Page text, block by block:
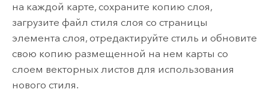
на каждой карте, сохраните копию слоя,
загрузите файл стиля слоя со страницы
элемента слоя, отредактируйте стиль и обновите
свою копию размещенной на нем карты со
слоем векторных листов для использования
нового стиля.